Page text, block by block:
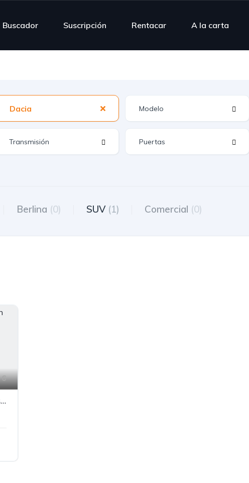
Buscador Suscripción Rentacar A la carta
Dacia
Berlina (0) SUV (1) Comercial (0)
6
Dacia Sandero Stepway Expression Eco-G